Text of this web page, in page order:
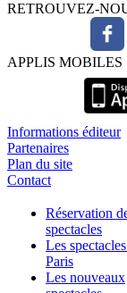
RETROUVEZ-
APPLIS MOBILES
Informations éditeur
Partenaires
Plan du site
Contact
Réservation
spectacles
Les
Paris
Les nouveaux